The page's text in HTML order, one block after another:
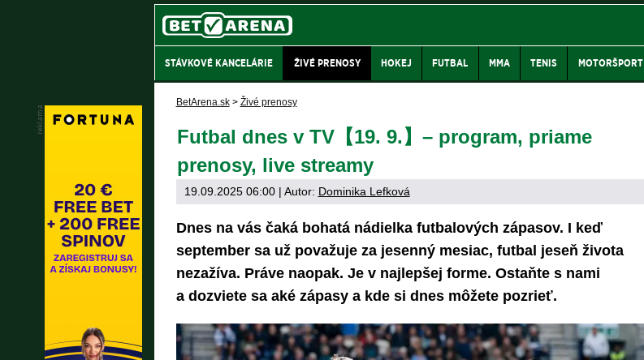
STÁVKOVÉ KANCELÁRIE ŽIVÉ PRENOSY HOKEJ FUTBAL MMA TENIS MOTORŠPORT
BetArena.sk > Živé prenosy
Futbal dnes v TV【19. 9.】– program, priame
prenosy, live streamy
19.09.2025 06:00| Autor: Dominika Lefková
Dnes na vás čaká bohatá nádielka futbalových zápasov. I keď
september sa už považuje za jesenný mesiac, futbal jeseň života
nezažíva. Práve naopak. Je v najlepšej forme. Ostaňte s nami
a dozviete sa aké zápasy a kde si dnes môžete pozrieť.